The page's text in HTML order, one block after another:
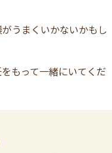
うまくいかないかもし
もって一緒にいてくだ